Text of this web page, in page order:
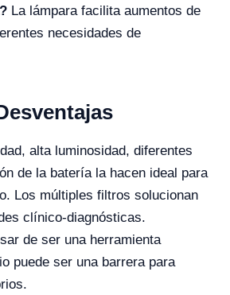
La lámpara facilita aumentos de
necesidades de
alta luminosidad, diferentes
de la batería la hacen ideal para
Los múltiples filtros solucionan
clínico-diagnósticas.
de ser una herramienta
puede ser una barrera para